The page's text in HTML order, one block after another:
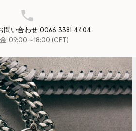
問い合わせ 0066 3381 4404
09:00～18:00 (CET)